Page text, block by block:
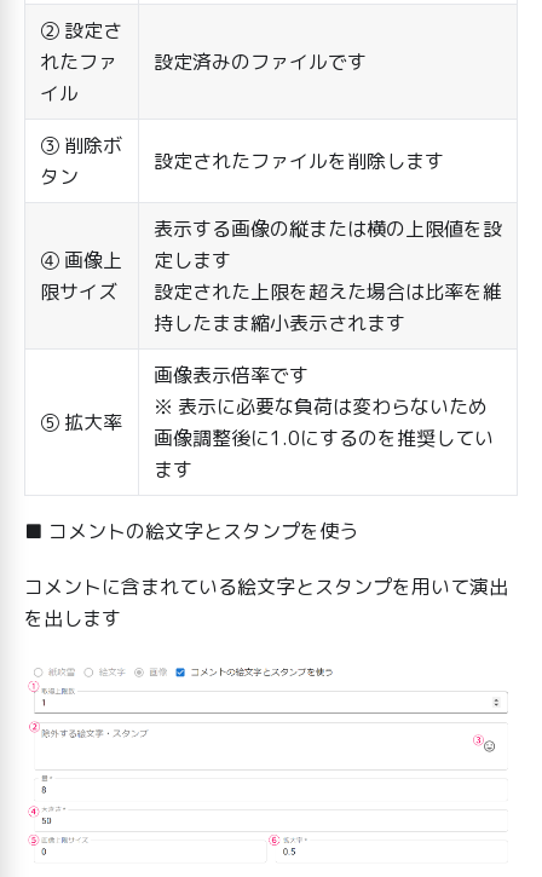
② 設定さ
れたファ
イル
設定済みのファイルです
③ 削除ボ
タン
設定されたファイルを削除します
④ 画像上
限サイズ
表示する画像の縦または横の上限値を設
定します
設定された上限を超えた場合は比率を維
持したまま縮小表示されます
⑤ 拡大率
画像表示倍率です
※ 表示に必要な負荷は変わらないため
画像調整後に1.0にするのを推奨してい
ます
■ コメントの絵文字とスタンプを使う
コメントに含まれている絵文字とスタンプを用いて演出
を出します